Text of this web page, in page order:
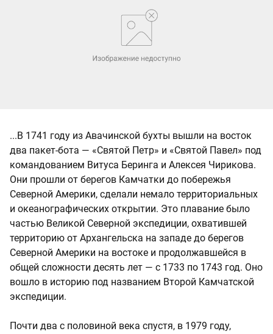
...В 1741 году из Авачинской бухты вышли на восток
два пакет-бота — «Святой Петр» и «Святой Павел» под
командованием Витуса Беринга и Алексея Чирикова.
Они прошли от берегов Камчатки до побережья
Северной Америки, сделали немало территориальных
и океанографических открытии. Это плавание было
частью Великой Северной экспедиции, охватившей
территорию от Архангельска на западе до берегов
Северной Америки на востоке и продолжавшейся в
общей сложности десять лет — с 1733 по 1743 год. Оно
вошло в историю под названием Второй Камчатской
экспедиции.
Почти два с половиной века спустя, в 1979 году,